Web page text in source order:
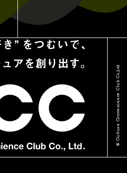
© Culture Convenience Club Co.,Ltd.